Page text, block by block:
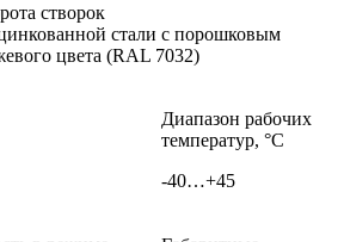
створок
стали с порошковым
цвета (RAL 7032)
Диапазон рабочих
температур, °С
-40…+45